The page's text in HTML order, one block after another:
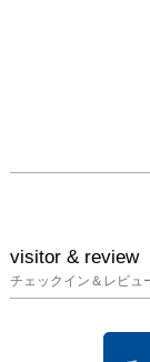
き伸ばし、あた
ら多彩なインク
ているかのよ
visitor & review
チェックイン＆レビュ